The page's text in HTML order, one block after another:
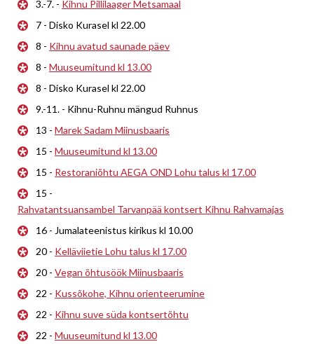
3.-7. - Kihnu Pillilaager Metsamaal
7 - Disko Kurasel kl 22.00
8 - Kihnu avatud saunade päev
8 - Muuseumitund kl 13.00
8 - Disko Kurasel kl 22.00
9.-11. - Kihnu-Ruhnu mängud Ruhnus
13 - Marek Sadam Miinusbaaris
15 - Muuseumitund kl 13.00
15 - Restoraniõhtu AEGA OND Lohu talus kl 17.00
15 -
Rahvatantsuansambel Tarvanpää kontsert Kihnu Rahvamajas
16 - Jumalateenistus kirikus kl 10.00
20 - Kelläviietie Lohu talus kl 17.00
20 - Vegan õhtusöök Miinusbaaris
22 - Kussõkohe, Kihnu orienteerumine
22 - Kihnu suve süda kontsertõhtu
22 - Muuseumitund kl 13.00